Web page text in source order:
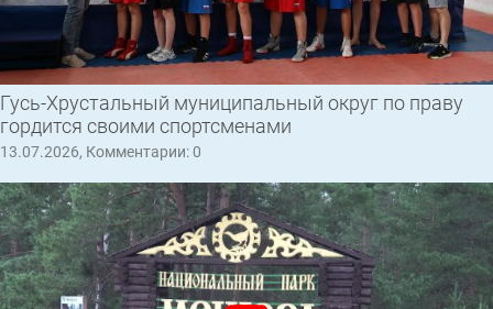
Гусь-Хрустальный муниципальный округ по праву
гордится своими спортсменами
13.07.2026, Комментарии: 0